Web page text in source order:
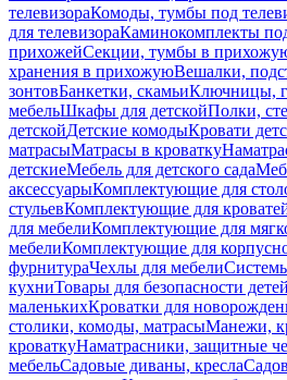
телевизораКомоды, тумбы под
для телевизораКаминокомплекты
прихожейСекции, тумбы в
хранения в прихожуюВешалки,
зонтовБанкетки, скамьиКлючницы,
мебельШкафы для детскойПолки,
детскойДетские комодыКровати
матрасыМатрасы в кроватку
детскиеМебель для детского сада
аксессуарыКомплектующие для
стульевКомплектующие для
для мебелиКомплектующие для
мебелиКомплектующие для
фурнитураЧехлы для мебели
кухниТовары для безопасности детей
маленькихКроватки для
столики, комоды, матрасыМанежи,
кроваткуНаматрасники, защитные
мебельСадовые диваны, кресла